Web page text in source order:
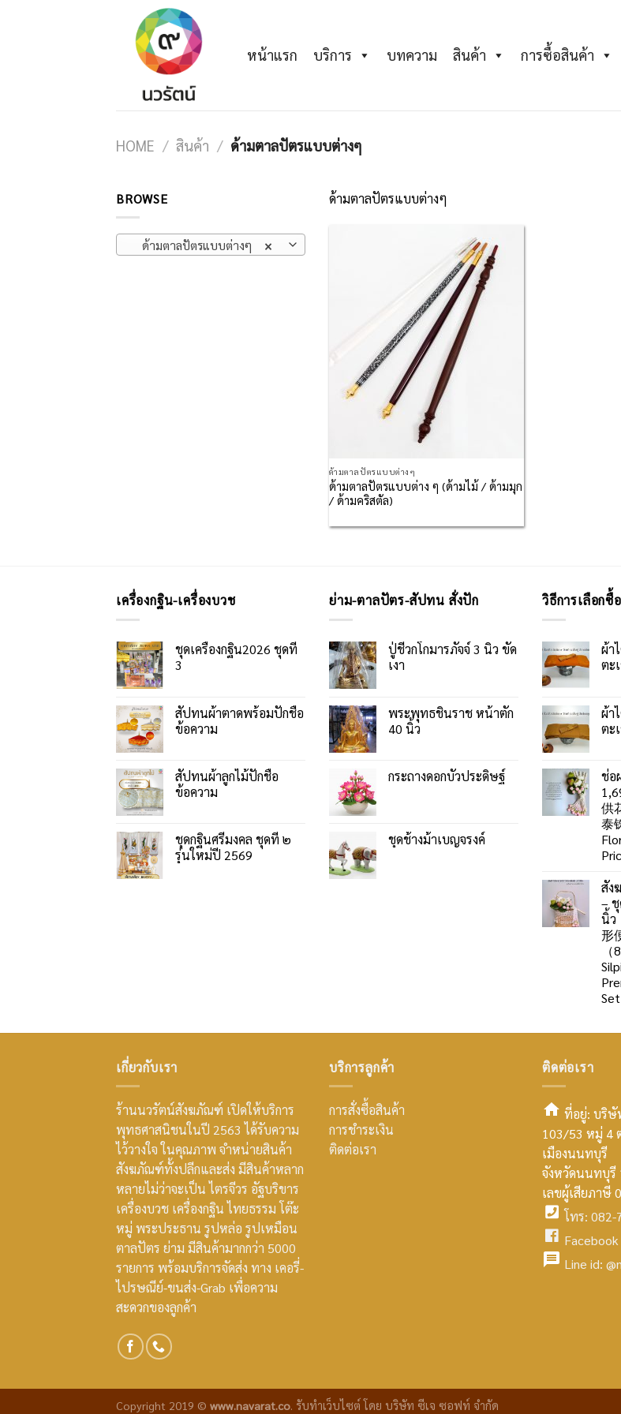
หน้าแรก บริการ บทความ สินค้า การซื้อสินค้า
HOME / สินค้า / ด้ามตาลปัตรแบบต่างๆ
BROWSE
×
ด้ามตาลปัตรแบบต่างๆ
ด้ามตาลปัตรแบบต่างๆ
Add to
Wishlist
ด้ามตาลปัตรแบบต่างๆ
ด้ามตาลปัตรแบบต่าง ๆ (ด้ามไม้ / ด้ามมุก
/ ด้ามคริสตัล)
เครื่องกฐิน-เครื่องบวช
ชุดเครื่องกฐิน2026 ชุดที่
3
สัปทนผ้าตาดพร้อมปักชื่อ
ข้อความ
สัปทนผ้าลูกไม้ปักชื่อ
ข้อความ
ชุดกฐินศรีมงคล ชุดที่ ๒
รุ่นใหม่ปี 2569
ย่าม-ตาลปัตร-สัปทน สั่งปัก
ปู่ชีวกโกมารภัจจ์ 3 นิ้ว ขัด
เงา
พระพุทธชินราช หน้าตัก
40 นิ้ว
กระถางดอกบัวประดิษฐ์
ชุดช้างม้าเบญจรงค์
วิธีการเลือกซื้
ผ้า
ตะ
ผ้า
ตะ
ช่อ
供
泰
สัง
–
นิ้ว
形
Set
เกี่ยวกับเรา
ร้านนวรัตน์สังฆภัณฑ์ เปิดให้บริการ
พุทธศาสนิชนในปี 2563 ได้รับความ
ไว้วางใจ ในคุณภาพ จำหน่ายสินค้า
สังฆภัณฑ์ทั้งปลีกและส่ง มีสินค้าหลาก
หลายไม่ว่าจะเป็น ไตรจีวร อัฐบริขาร
เครื่องบวช เครื่องกฐิน ไทยธรรม โต๊ะ
หมู่ พระประธาน รูปหล่อ รูปเหมือน
ตาลปัตร ย่าม มีสินค้ามากกว่า 5000
รายการ พร้อมบริการจัดส่ง ทาง เคอรี่-
ไปรษณีย์-ขนส่ง-Grab เพื่อความ
สะดวกของลูกค้า
บริการลูกค้า
การสั่งซื้อสินค้า
การชำระเงิน
ติดต่อเรา
ติดต่อเรา
smt2
home
icon
ที่อยู่: บริษั
103/53 หมู่ 4
เมืองนนทบุรี
จังหวัดนนทบุรี
เลขผู้เสียภาษี
icon
โทร: 082-
Facebook
Line id:
Copyright 2019 © www.navarat.co. รับทำเว็บไซต์โดย บริษัท ซีเจ ซอฟท์ จำกัด